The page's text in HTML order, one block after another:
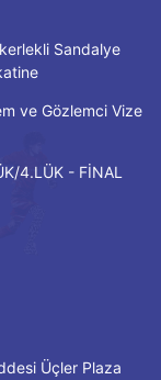
Sandalye
ve Gözlemci Vize
4.LÜK - FİNAL
Üçler Plaza